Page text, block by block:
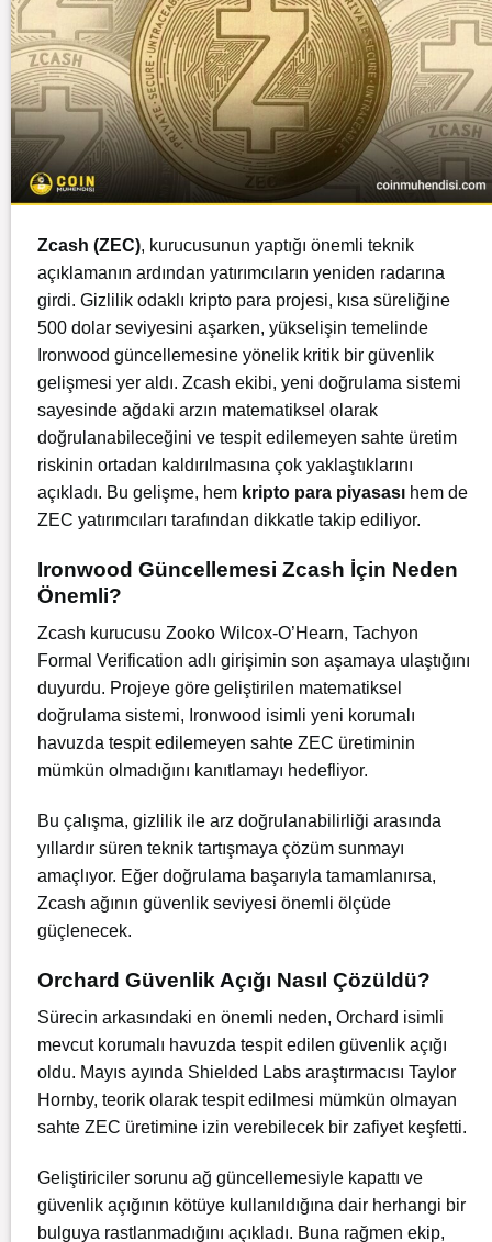
Zcash (ZEC), kurucusunun yaptığı önemli teknik
açıklamanın ardından yatırımcıların yeniden radarına
girdi. Gizlilik odaklı kripto para projesi, kısa süreliğine
500 dolar seviyesini aşarken, yükselişin temelinde
Ironwood güncellemesine yönelik kritik bir güvenlik
gelişmesi yer aldı. Zcash ekibi, yeni doğrulama sistemi
sayesinde ağdaki arzın matematiksel olarak
doğrulanabileceğini ve tespit edilemeyen sahte üretim
riskinin ortadan kaldırılmasına çok yaklaştıklarını
açıkladı. Bu gelişme, hem kripto para piyasası hem de
ZEC yatırımcıları tarafından dikkatle takip ediliyor.
Ironwood Güncellemesi Zcash İçin Neden
Önemli?
Zcash kurucusu Zooko Wilcox-O’Hearn, Tachyon
Formal Verification adlı girişimin son aşamaya ulaştığını
duyurdu. Projeye göre geliştirilen matematiksel
doğrulama sistemi, Ironwood isimli yeni korumalı
havuzda tespit edilemeyen sahte ZEC üretiminin
mümkün olmadığını kanıtlamayı hedefliyor.
Bu çalışma, gizlilik ile arz doğrulanabilirliği arasında
yıllardır süren teknik tartışmaya çözüm sunmayı
amaçlıyor. Eğer doğrulama başarıyla tamamlanırsa,
Zcash ağının güvenlik seviyesi önemli ölçüde
güçlenecek.
Orchard Güvenlik Açığı Nasıl Çözüldü?
Sürecin arkasındaki en önemli neden, Orchard isimli
mevcut korumalı havuzda tespit edilen güvenlik açığı
oldu. Mayıs ayında Shielded Labs araştırmacısı Taylor
Hornby, teorik olarak tespit edilmesi mümkün olmayan
sahte ZEC üretimine izin verebilecek bir zafiyet keşfetti.
Geliştiriciler sorunu ağ güncellemesiyle kapattı ve
güvenlik açığının kötüye kullanıldığına dair herhangi bir
bulguya rastlanmadığını açıkladı. Buna rağmen ekip,